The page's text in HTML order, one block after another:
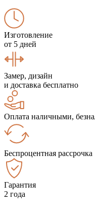
Изготовление
от 5 дней
Замер, дизайн
и доставка бесплатно
Оплата наличными,
Беспроцентная рассрочка
Гарантия
2 года